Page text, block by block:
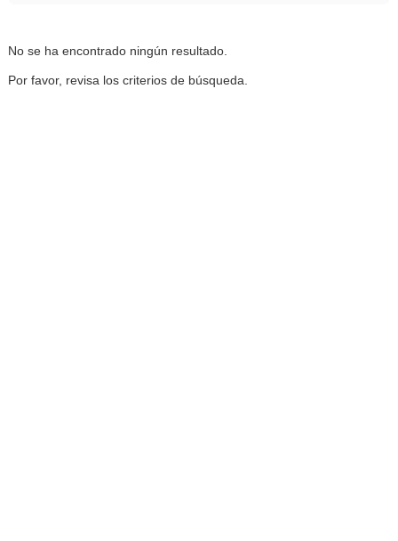
No se ha encontrado ningún resultado.
Por favor, revisa los criterios de búsqueda.